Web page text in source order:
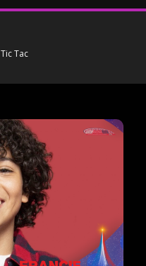
Tic Tac